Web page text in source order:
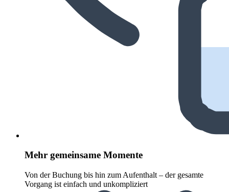
Mehr gemeinsame Momente
Von der Buchung bis hin zum Aufenthalt – der gesamte
Vorgang ist einfach und unkompliziert